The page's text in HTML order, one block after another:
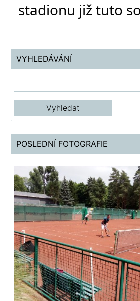
stadionu již tuto
VYHLEDÁVÁNÍ
POSLEDNÍ FOTOGRAFIE